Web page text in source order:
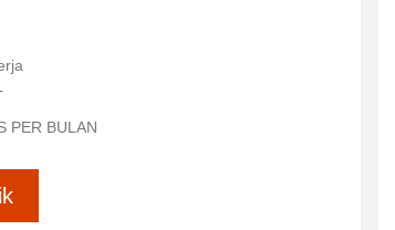
PER BULAN